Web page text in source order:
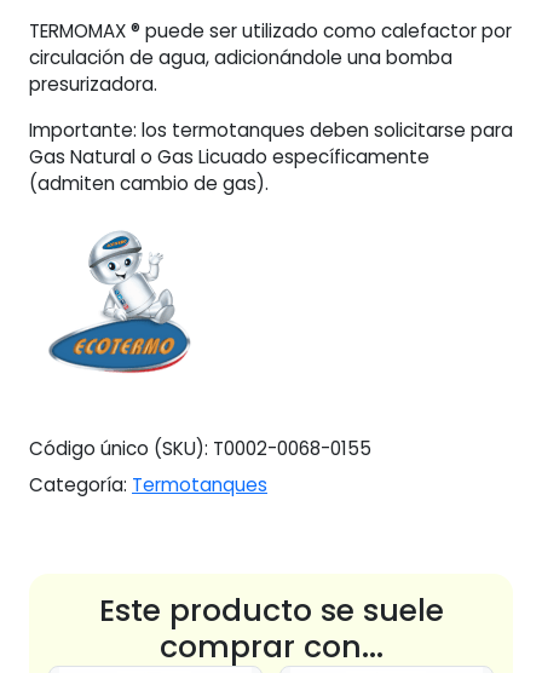
TERMOMAX ® puede ser utilizado como calefactor por
circulación de agua, adicionándole una bomba
presurizadora.
Importante: los termotanques deben solicitarse para
Gas Natural o Gas Licuado específicamente
(admiten cambio de gas).
Código único (SKU): T0002-0068-0155
Categoría: Termotanques
Este producto se suele
comprar con...